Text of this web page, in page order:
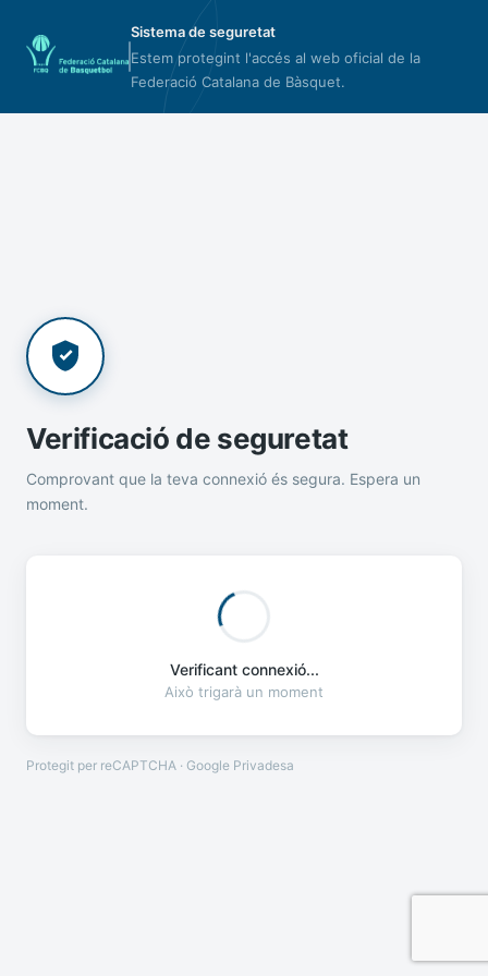
Sistema de seguretat
Estem protegint l'accés al web oficial de la
Federació Catalana de Bàsquet.
Verificació de seguretat
Comprovant que la teva connexió és segura. Espera un
moment.
Verificant connexió...
Això trigarà un moment
Protegit per reCAPTCHA · Google Privadesa